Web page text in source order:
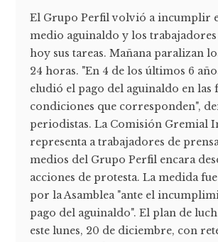
El Grupo Perfil volvió a incumplir
medio aguinaldo y los
hoy sus tareas. Mañana paralizan
24 horas. "En 4 de los últimos 6
eludió el pago del aguinaldo en las
condiciones que corresponden",
periodistas. La Comisión Gremial
representa a trabajadores de
medios del Grupo Perfil encara
acciones de protesta. La medida
por la Asamblea "ante el
pago del aguinaldo". El plan de
este lunes, 20 de diciembre, con